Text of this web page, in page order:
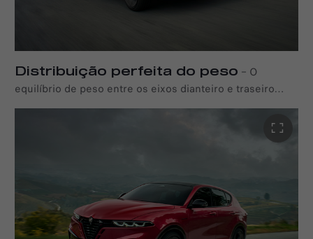
emoção pura da Alfa Romeo — um desempenho que
Distribuição perfeita do peso – O
equilíbrio de peso entre os eixos dianteiro e traseiro
proporciona um novo nível de prazer de condução. O
Tonale Ibrida Plug-in Q4 utiliza a sua distribuição de peso
quase perfeita de 50:50 para otimizar a entrega de